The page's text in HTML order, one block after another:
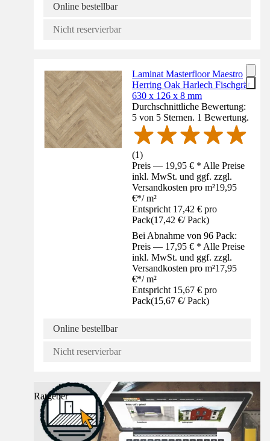
Online bestellbar
Nicht reservierbar
Laminat Masterfloor Maestro
Herring Oak Harlech Fischgrät
630 x 126 x 8 mm
Durchschnittliche Bewertung:
5 von 5 Sternen. 1 Bewertung.
(1)
Preis — 19,95 € * Alle Preise
inkl. MwSt. und ggf. zzgl.
Versandkosten pro m²19,95
€*/ m²
Entspricht 17,42 € pro
Pack(17,42 €/ Pack)
Bei Abnahme von 96 Pack:
Preis — 17,95 € * Alle Preise
inkl. MwSt. und ggf. zzgl.
Versandkosten pro m²17,95
€*/ m²
Entspricht 15,67 € pro
Pack(15,67 €/ Pack)
Online bestellbar
Nicht reservierbar
Ratgeber